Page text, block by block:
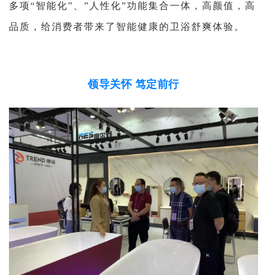
多项“智能化”、”人性化”功能集合一体，高颜值，高
品质，给消费者带来了智能健康的卫浴舒爽体验。
领导关怀 笃定前行